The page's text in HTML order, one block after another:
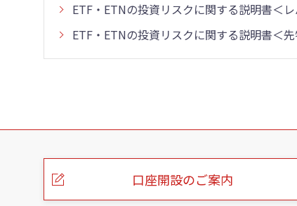
ETF・ETNの投資リスクに関する説明書＜
ETF・ETNの投資リスクに関する説明書＜
こ
口座開設のご案内